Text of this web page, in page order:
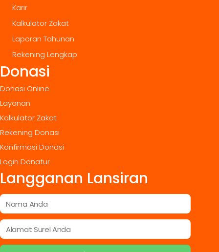
Karir
Kalkulator Zakat
Laporan Tahunan
Rekening Lengkap
Donasi
Donasi Online
Layanan
Kalkulator Zakat
Rekening Donasi
Konfirmasi Donasi
Login Donatur
Langganan Lansiran